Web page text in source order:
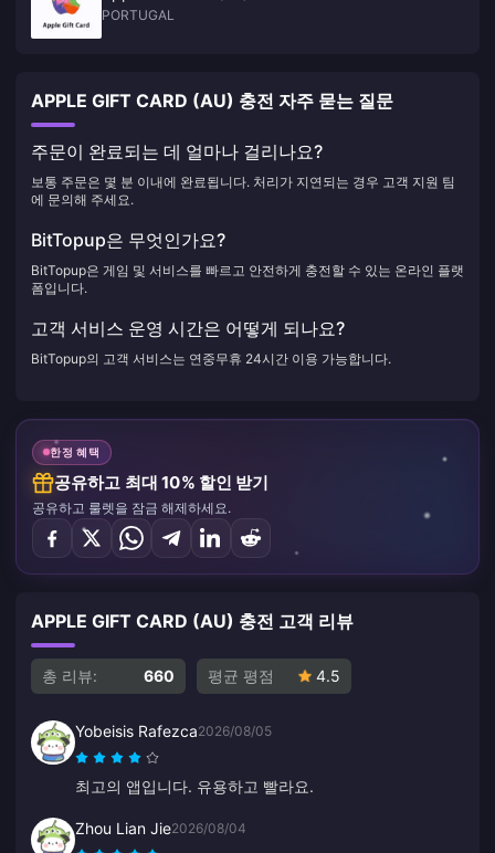
PORTUGAL
APPLE GIFT CARD (AU) 충전 자주 묻는 질문
주문이 완료되는 데 얼마나 걸리나요?
보통 주문은 몇 분 이내에 완료됩니다. 처리가 지연되는 경우 고객 지원 팀
에 문의해 주세요.
BitTopup은 무엇인가요?
BitTopup은 게임 및 서비스를 빠르고 안전하게 충전할 수 있는 온라인 플랫
폼입니다.
고객 서비스 운영 시간은 어떻게 되나요?
BitTopup의 고객 서비스는 연중무휴 24시간 이용 가능합니다.
한정 혜택
공유하고 최대 10% 할인 받기
공유하고 룰렛을 잠금 해제하세요.
APPLE GIFT CARD (AU) 충전 고객 리뷰
총 리뷰: 660 평균 평점 4.5
Yobeisis Rafezca2026/08/05
최고의 앱입니다. 유용하고 빨라요.
Zhou Lian Jie2026/08/04